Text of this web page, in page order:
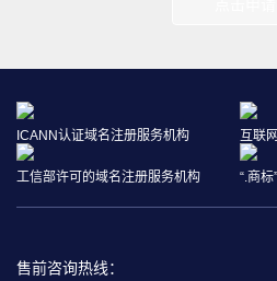
ICANN认证域名注册服务机构 互联
工信部许可的域名注册服务机构 “.商
售前咨询热线：